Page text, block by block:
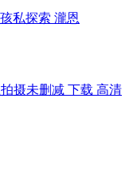
私探索 瀧恩